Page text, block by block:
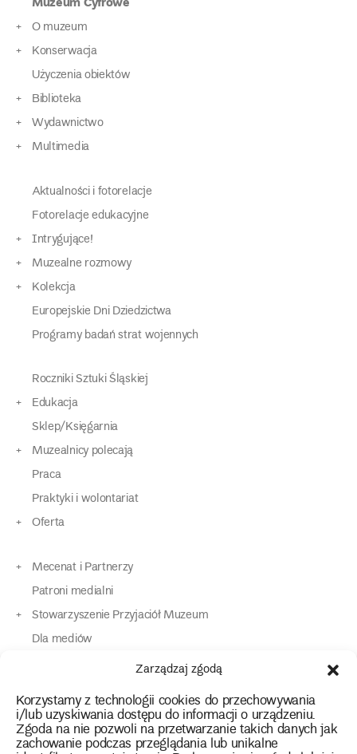
Zarządzaj zgodą
Korzystamy z technologii cookies do przechowywania
i/lub uzyskiwania dostępu do informacji o urządzeniu.
Zgoda na nie pozwoli na przetwarzanie takich danych jak
zachowanie podczas przeglądania lub unikalne
O muzeum
Konserwacja
Użyczenia obiektów
Biblioteka
Wydawnictwo
Multimedia
Aktualności i fotorelacje
Fotorelacje edukacyjne
Intrygujące!
Muzealne rozmowy
Kolekcja
Europejskie Dni Dziedzictwa
Programy badań strat wojennych
Roczniki Sztuki Śląskiej
Edukacja
Sklep/Księgarnia
Muzealnicy polecają
Praca
Praktyki i wolontariat
Oferta
Mecenat i Partnerzy
Patroni medialni
Stowarzyszenie Przyjaciół Muzeum
Dla mediów
Dla osób o specjalnych potrzebach
Kontakt